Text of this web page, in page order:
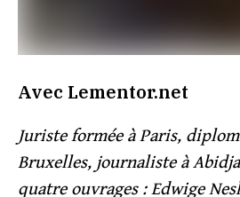
Avec Lementor.net
Juriste formée à Paris,
Bruxelles, journaliste à
quatre ouvrages : Edwige